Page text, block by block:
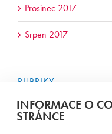
Prosinec 2017
Srpen 2017
RUBRIKY
INFORMACE O
STRÁNCE